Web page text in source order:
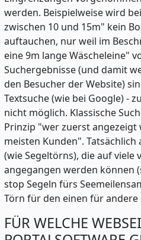
werden. Beispielweise wird
zwischen 10 und 15m" kein
auftauchen, nur weil im
eine 9m lange Wäscheleine"
Suchergebnisse (und damit
den Besucher der Website)
Textsuche (wie bei Google) -
nicht möglich. Klassische
Prinzip "wer zuerst
meisten Kunden".
(wie Segeltörns), die auf viele
angegangen werden können
stop Segeln fürs
Törn für den einen für
FÜR WELCHE